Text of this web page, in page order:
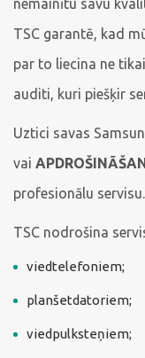
nemainītu savu
TSC garantē, kad
par to liecina ne
auditi, kuri piešķir
Uztici savas
vai
profesionālu servisu.
TSC nodrošina
viedtelefoniem;
planšetdatoriem;
viedpulksteņiem;